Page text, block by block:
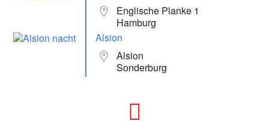
Englische Planke 1
Hamburg
Alsion
Alsion
Sonderburg